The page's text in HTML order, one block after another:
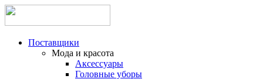
Поставщики
Мода и красота
Аксессуары
Головные уборы